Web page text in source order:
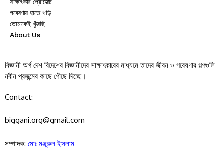
সাক্ষাৎকার প্রোজেক্ট
গবেষণায় হাতে খড়ি
তোমাকেই খুঁজছি
About Us
বিজ্ঞানী অর্গ দেশ বিদেশের বিজ্ঞানীদের সাক্ষাৎকারের মাধ্যমে তাদের জীবন ও গবেষণার গল্পগুলি
নবীন প্রজন্মের কাছে পৌছে দিচ্ছে।
Contact:
biggani.org@gmail.com
সম্পাদক: মোঃ মঞ্জুরুল ইসলাম